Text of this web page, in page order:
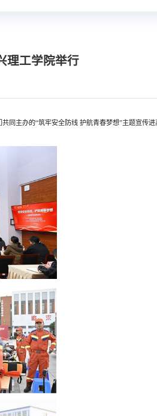
理工学院举行
同主办的“筑牢安全防线 护航青春梦想”主题宣传